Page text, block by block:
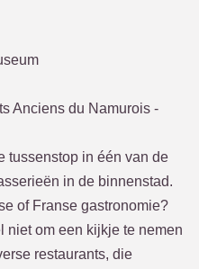
Anciens du Namurois -
tussenstop in één van de
in de binnenstad.
of Franse gastronomie?
niet om een kijkje te nemen
restaurants, die